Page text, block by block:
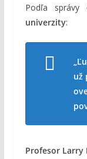
Podľa
univerzity:
už
Profesor Larry